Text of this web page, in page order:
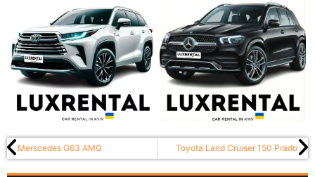
Merscedes G63 AMG Toyota Land Cruiser 150 Prado